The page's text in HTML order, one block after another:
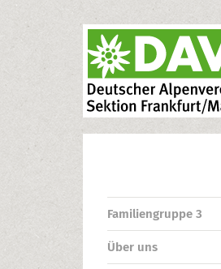
Familiengruppe 3
Über uns